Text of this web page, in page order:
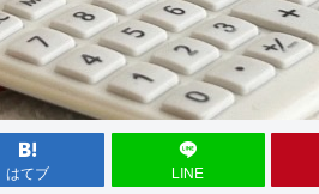
はてブ LINE